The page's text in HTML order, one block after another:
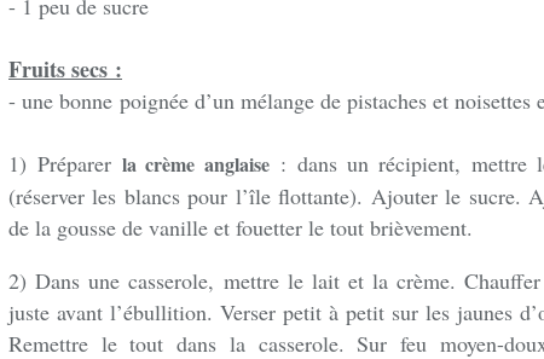
- 1 peu de sucre
Fruits secs :
- une bonne poignée d’un mélange de pistaches et noisettes
1)Préparer la crème anglaise: dans un récipient, mettre
(réserver les blancs pour l’île flottante). Ajouter le sucre.
de la gousse de vanille et fouetter le tout brièvement.
2) Dans une casserole, mettre le lait et la crème.
juste avant l’ébullition. Verser petit à petit sur les jaunes
Remettre le tout dans la casserole. Sur feu moyen-